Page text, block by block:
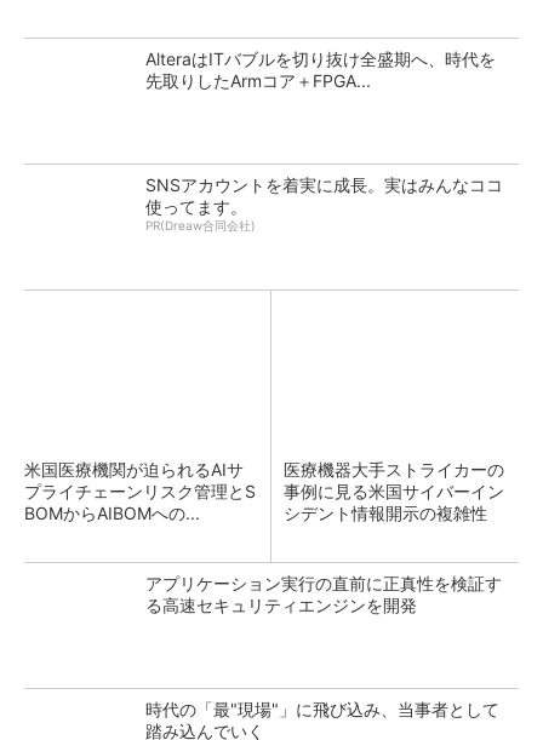
AlteraはITバブルを切り抜け全盛期へ、時代を
先取りしたArmコア＋FPGA...
SNSアカウントを着実に成長。実はみんなココ
使ってます。
PR(Dreaw合同会社)
米国医療機関が迫られるAIサ
プライチェーンリスク管理とS
BOMからAIBOMへの...
医療機器大手ストライカーの
事例に見る米国サイバーイン
シデント情報開示の複雑性
アプリケーション実行の直前に正真性を検証す
る高速セキュリティエンジンを開発
時代の「最"現場"」に飛び込み、当事者として
踏み込んでいく